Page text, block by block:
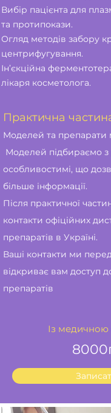
Вибір пацієнта для
та протипокази.
Огляд методів забору
центрифугування.
Ін’єкційна
лікаря косметолога.
Практична
Моделей та препарати
Моделей підбираємо з
особливостимі, що
більше інформації.
Після практичної
контакти офіційних
препаратів в Україні.
Ваші контакти ми
відкриває вам доступ
препаратів
Із медичною